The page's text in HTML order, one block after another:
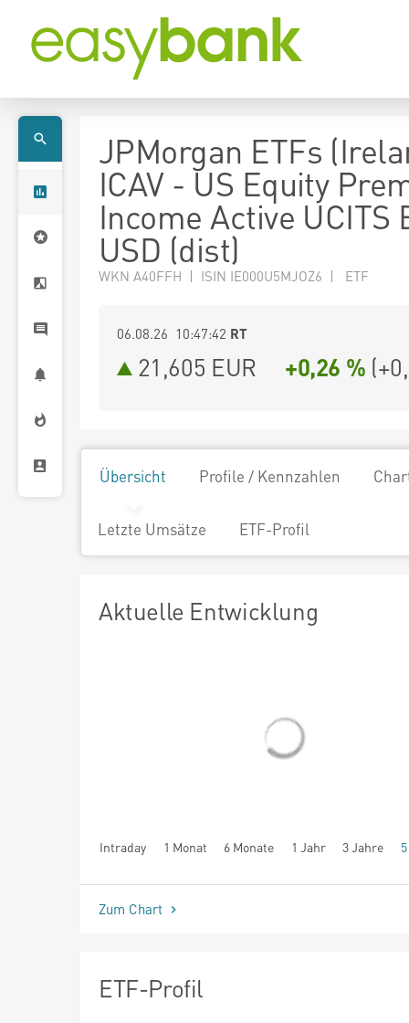
JPMorgan ETFs
ICAV - US Equity
Income Active UCITS
USD (dist)
WKN A40FFH | ISIN IE000U5MJOZ6 | ETF
06.08.26 10:47:42 RT
21,605 EUR +0,26 % (
Übersicht Profile / Kennzahlen
Letzte Umsätze ETF-Profil
Aktuelle Entwicklung
Intraday 1 Monat 6 Monate 1 Jahr 3 Jahre
seit Beginn
Zum Chart
ETF-Profil